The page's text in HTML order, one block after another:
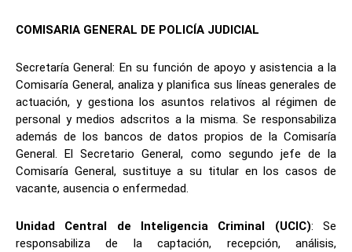
COMISARIA GENERAL DE POLICÍA JUDICIAL
Secretaría General: En su función de apoyo y asistencia a la
Comisaría General, analiza y planifica sus líneas generales de
actuación, y gestiona los asuntos relativos al régimen de
personal y medios adscritos a la misma. Se responsabiliza
además de los bancos de datos propios de la Comisaría
General. El Secretario General, como segundo jefe de la
Comisaría General, sustituye a su titular en los casos de
vacante, ausencia o enfermedad.
Unidad Central de Inteligencia Criminal (UCIC): Se
responsabiliza de la captación, recepción, análisis,